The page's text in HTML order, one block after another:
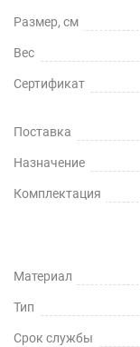
гранит,
скатерти
рекомендуем
обеденного
деревянных
ОБЕДЕННЫЙ
С
СО
ОФИСНЫЙ
Размер, см
Вес
Сертификат
Поставка
Назначение
Комплектация
Материал
Тип
Срок службы